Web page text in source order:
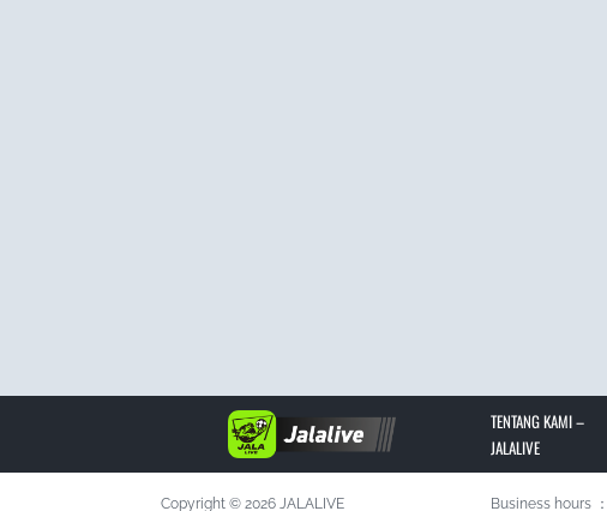
TENTANG KAMI –
JALALIVE
Copyright © 2026 JALALIVE Business hours